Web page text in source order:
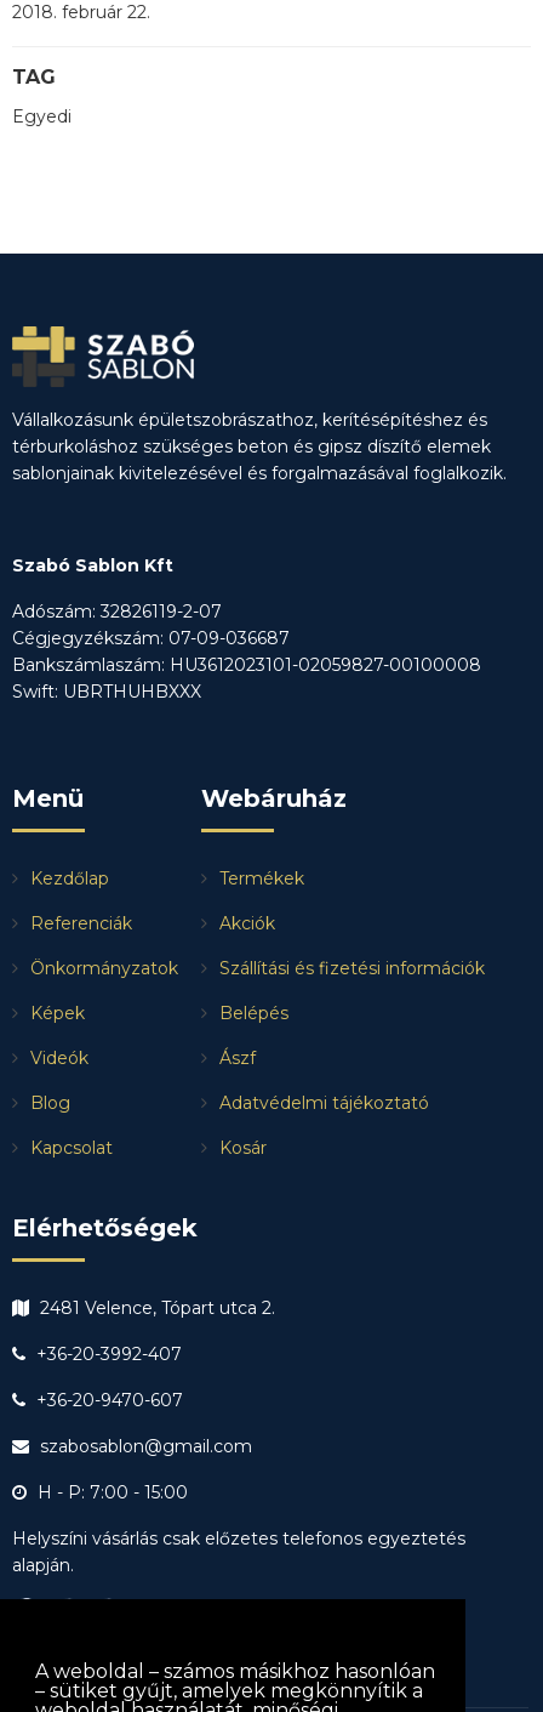
A weboldal – számos másikhoz hasonlóan
– sütiket gyűjt, amelyek megkönnyítik a
2018. február 22.
TAG
Egyedi
Vállalkozásunk épületszobrászathoz, kerítésépítéshez és
térburkoláshoz szükséges beton és gipsz díszítő elemek
sablonjainak kivitelezésével és forgalmazásával foglalkozik.
Szabó Sablon Kft
Adószám: 32826119-2-07
Cégjegyzékszám: 07-09-036687
Bankszámlaszám: HU3612023101-02059827-00100008
Swift: UBRTHUHBXXX
Menü
Kezdőlap
Referenciák
Önkormányzatok
Képek
Videók
Blog
Kapcsolat
Webáruház
Termékek
Akciók
Szállítási és fizetési információk
Belépés
Ászf
Adatvédelmi tájékoztató
Kosár
Elérhetőségek
2481 Velence, Tópart utca 2.
+36-20-3992-407
+36-20-9470-607
szabosablon@gmail.com
H - P: 7:00 - 15:00
Helyszíni vásárlás csak előzetes telefonos egyeztetés
alapján.